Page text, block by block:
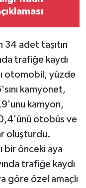
34 adet taşıtın
trafiğe kaydı
otomobil, yüzde
kamyonet,
kamyon,
otobüs ve
oluşturdu.
bir önceki aya
trafiğe kaydı
göre özel amaçlı